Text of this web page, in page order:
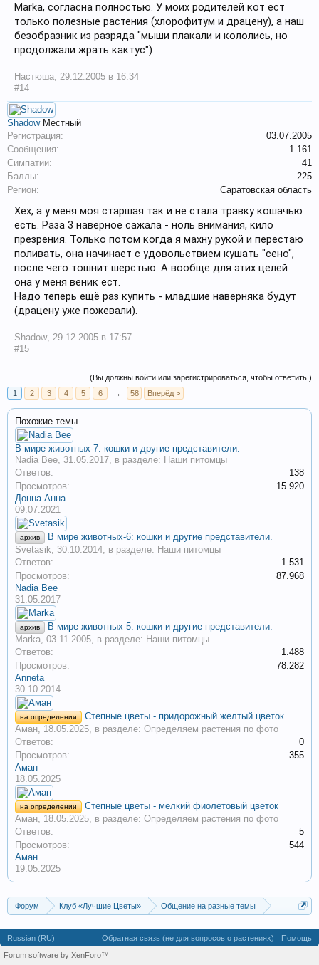
Marka, согласна полностью. У моих родителей кот ест
только полезные растения (хлорофитум и драцену), а наш
безобразник из разряда "мыши плакали и кололись, но
продолжали жрать кактус")
Настюша, 29.12.2005 в 16:34
#14
Shadow Местный
Регистрация:
03.07.2005
Сообщения:
1.161
Симпатии:
41
Баллы:
225
Регион:
Саратовская область
Хех, а у меня моя старшая так и не стала травку кошачью
есть. Раза 3 наверное сажала - ноль внимания, кило
презрения. Только потом когда я махну рукой и перестаю
поливать, она начинает с удовольствием кушать "сено",
после чего тошнит шерстью. А вообще для этих целей
она у меня веник ест.
Надо теперь ещё раз купить - младшие наверняка будут
(драцену уже пожевали).
Shadow, 29.12.2005 в 17:57
#15
(Вы должны войти или зарегистрироваться, чтобы ответить.)
1
2 3 4 5 6 → 58 Вперёд >
Похожие темы
В мире животных-7: кошки и другие представители.
Nadia Bee, 31.05.2017, в разделе: Наши питомцы
Ответов:
138
Просмотров:
15.920
Донна Анна
09.07.2021
архив
В мире животных-6: кошки и другие представители.
Svetasik, 30.10.2014, в разделе: Наши питомцы
Ответов:
1.531
Просмотров:
87.968
Nadia Bee
31.05.2017
архив
В мире животных-5: кошки и другие представители.
Marka, 03.11.2005, в разделе: Наши питомцы
Ответов:
1.488
Просмотров:
78.282
Anneta
30.10.2014
на определении
Степные цветы - придорожный желтый цветок
Аман, 18.05.2025, в разделе: Определяем растения по фото
Ответов:
0
Просмотров:
355
Аман
18.05.2025
на определении
Степные цветы - мелкий фиолетовый цветок
Аман, 18.05.2025, в разделе: Определяем растения по фото
Ответов:
5
Просмотров:
544
Аман
19.05.2025
Форум Клуб «Лучшие Цветы»
Общение на разные темы
Russian (RU)
Обратная связь (не для вопросов о растениях)
Помощь
Forum software by XenForo™